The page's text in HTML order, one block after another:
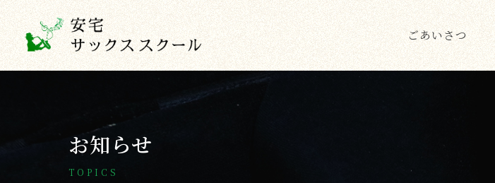
ごあいさつ
お知らせ
TOPICS